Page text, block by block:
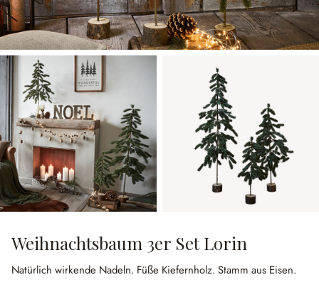
Weihnachtsbaum 3er Set Lorin
Natürlich wirkende Nadeln. Füße Kiefernholz. Stamm aus Eisen.